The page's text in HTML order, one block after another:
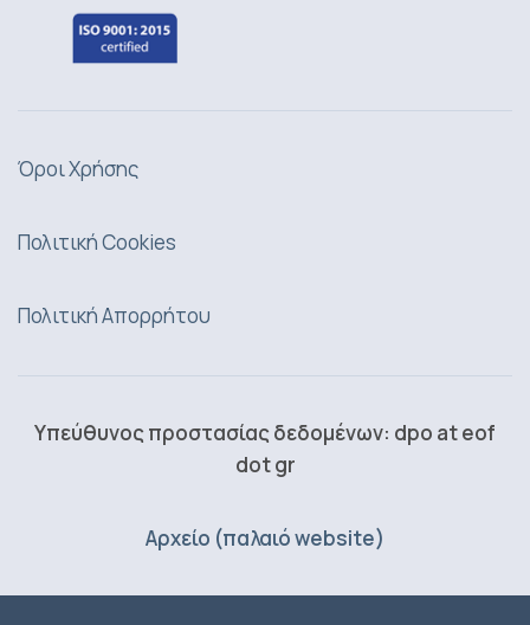
Όροι Χρήσης
Πολιτική Cookies
Πολιτική Απορρήτου
Υπεύθυνος προστασίας δεδομένων: dpo at eof
dot gr
Αρχείο (παλαιό website)